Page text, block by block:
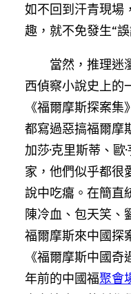
如不回到汗青現場
趣，就不免發生“誤
當然，推理迷
西偵察小說史上的
《福爾摩斯探案
都寫過惡搞福爾摩
加莎·克里斯蒂、歐
家，他們似乎都很
說中吃癟。在簡直
陳冷血、包天笑、
福爾摩斯來中國探
《福爾摩斯中國
年前的中國福聚會